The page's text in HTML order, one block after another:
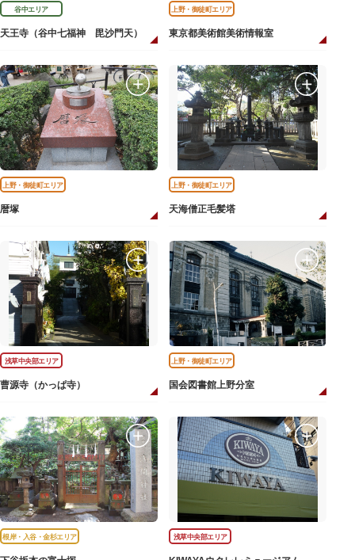
谷中エリア
天王寺（谷中七福神 毘沙門天）
上野・御徒町エリア
東京都美術館美術情報室
上野・御徒町エリア
暦塚
上野・御徒町エリア
天海僧正毛髪塔
浅草中央部エリア
曹源寺（かっぱ寺）
上野・御徒町エリア
国会図書館上野分室
根岸・入谷・金杉エリア 浅草中央部エリア